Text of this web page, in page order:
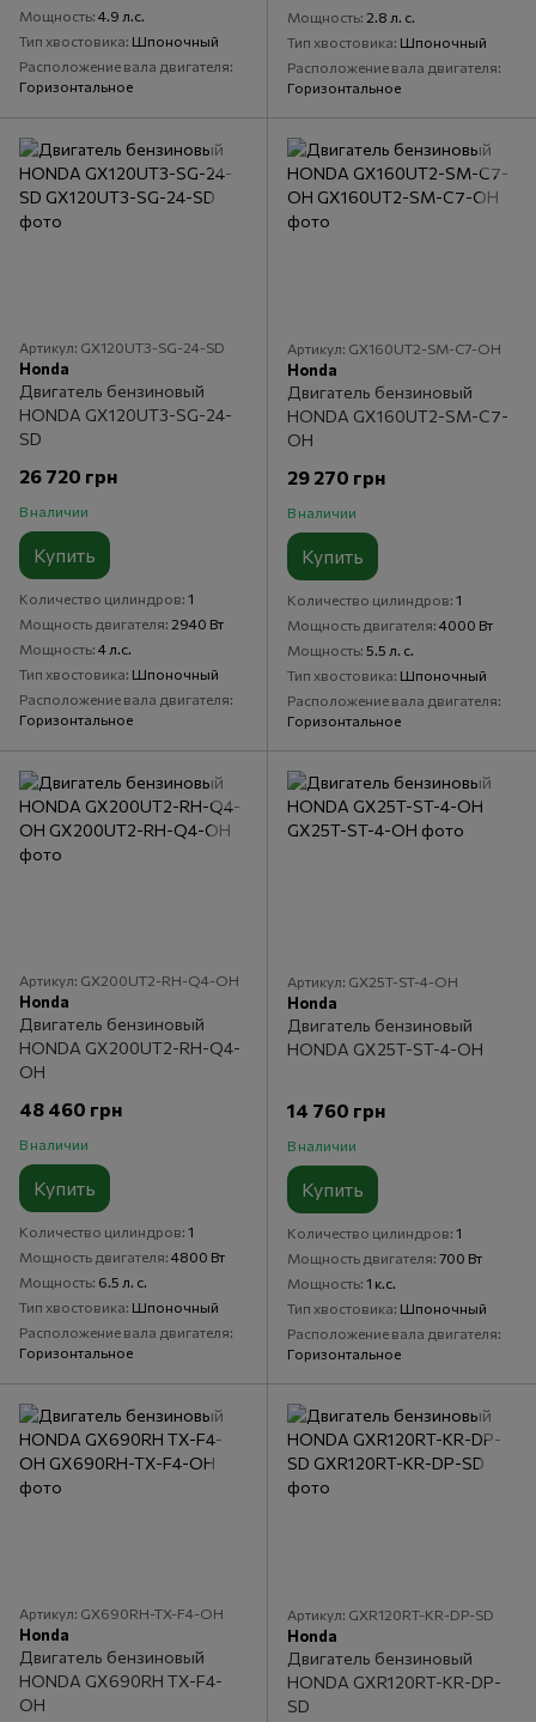
Мощность 4.9 л.с.
Тип хвостовика Шпоночный
Расположение вала двигателя
Горизонтальное
Мощность 2.8 л. с.
Тип хвостовика Шпоночный
Расположение вала двигателя
Горизонтальное
Артикул: GX120UT3-SG-24-SD
Honda
Двигатель бензиновый
HONDA GX120UT3-SG-24-
SD
26 720 грн
В наличии
Купить
Количество цилиндров 1
Мощность двигателя 2940 Вт
Мощность 4 л.с.
Тип хвостовика Шпоночный
Расположение вала двигателя
Горизонтальное
Артикул: GX160UT2-SM-C7-OH
Honda
Двигатель бензиновый
HONDA GX160UT2-SM-C7-
OH
29 270 грн
В наличии
Купить
Количество цилиндров 1
Мощность двигателя 4000 Вт
Мощность 5.5 л. с.
Тип хвостовика Шпоночный
Расположение вала двигателя
Горизонтальное
Артикул: GX200UT2-RH-Q4-OH
Honda
Двигатель бензиновый
HONDA GX200UT2-RH-Q4-
OH
48 460 грн
В наличии
Купить
Количество цилиндров 1
Мощность двигателя 4800 Вт
Мощность 6.5 л. с.
Тип хвостовика Шпоночный
Расположение вала двигателя
Горизонтальное
Артикул: GX25T-ST-4-OH
Honda
Двигатель бензиновый
HONDA GX25T-ST-4-OH
14 760 грн
В наличии
Купить
Количество цилиндров 1
Мощность двигателя 700 Вт
Мощность 1 к.с.
Тип хвостовика Шпоночный
Расположение вала двигателя
Горизонтальное
Артикул: GX690RH-TX-F4-OH
Honda
Двигатель бензиновый
HONDA GX690RH TX-F4-
OH
Артикул: GXR120RT-KR-DP-SD
Honda
Двигатель бензиновый
HONDA GXR120RT-KR-DP-
SD